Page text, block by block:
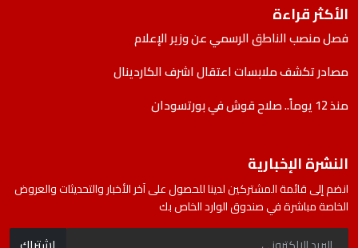
الأكثر قراءة
فصل منصب الناطق الرسمي عن وزير الإعلام
مصادر تكشف ملابسات اعتقال اشرف الكاردينال
منذ 12 يوماً.. صلاح قوش في بورتسودان
النشرة الإخبارية
انضم إلى قائمة المشتركين لدينا للحصول على آخر الأخبار والتحديثات والعروض
الخاصة مباشرة في صندوق الوارد الخاص بك